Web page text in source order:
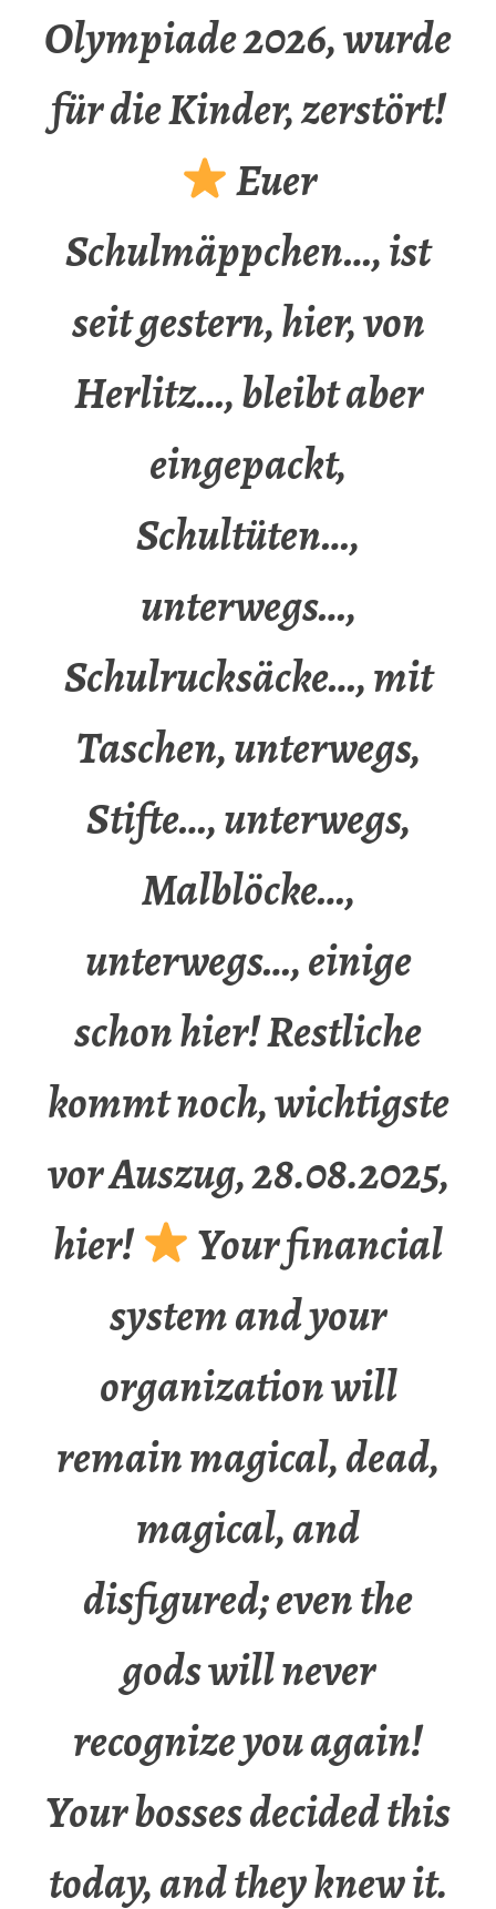
Olympiade 2026, wurde
für die Kinder, zerstört!
Euer
Schulmäppchen…, ist
seit gestern, hier, von
Herlitz…, bleibt aber
eingepackt,
Schultüten…,
unterwegs…,
Schulrucksäcke…, mit
Taschen, unterwegs,
Stifte…, unterwegs,
Malblöcke…,
unterwegs…, einige
schon hier! Restliche
kommt noch, wichtigste
vor Auszug, 28.08.2025,
hier!
Your financial
system and your
organization will
remain magical, dead,
magical, and
disfigured; even the
gods will never
recognize you again!
Your bosses decided this
today, and they knew it.